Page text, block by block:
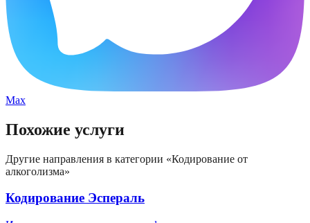
Max
Похожие услуги
Другие направления в категории «Кодирование от
алкоголизма»
Кодирование Эспераль